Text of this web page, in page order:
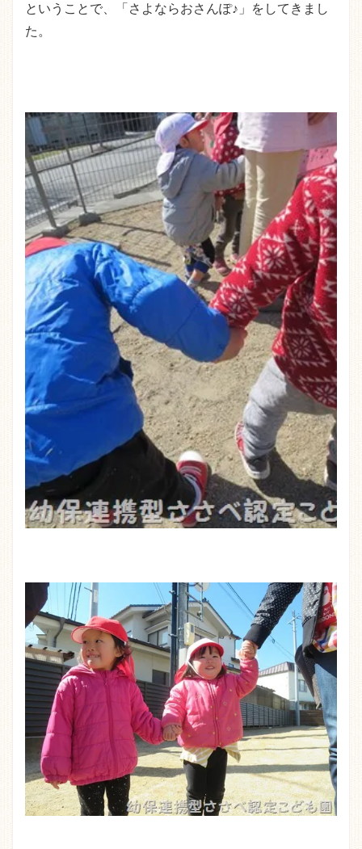
ということで、「さよならおさんぽ♪」をしてきまし
た。